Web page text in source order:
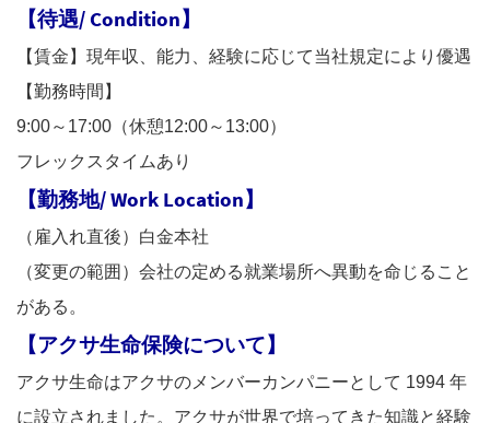
【待遇/ Condition】
【賃金】現年収、能力、経験に応じて当社規定により優遇
【勤務時間】
9:00～17:00（休憩12:00～13:00）
フレックスタイムあり
【勤務地/ Work Location】
（雇入れ直後）白金本社
（変更の範囲）会社の定める就業場所へ異動を命じること
がある。
【アクサ生命保険について】
アクサ生命はアクサのメンバーカンパニーとして 1994 年
に設立されました。アクサが世界で培ってきた知識と経験